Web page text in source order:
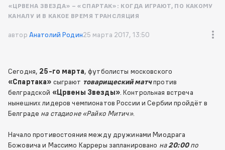
«ЦРВЕНА ЗВЕЗДА» – «СПАРТАК»: КОГДА ИГРАЮТ, ПО КАКОМУ
КАНАЛУ И В КАКОЕ ВРЕМЯ ТРАНСЛЯЦИЯ
автор Анатолий Родин25 марта 2017, 13:50
Сегодня, 25-го марта, футболисты московского
«Спартака» сыграют товарищеский матчпротив
белградской «Црвены Звезды». Контрольная встреча
нынешних лидеров чемпионатов России и Сербии пройдёт в
Белграде на стадионе «Райко Митич».
Начало противостояния между дружинами Миодрага
Божовича и Массимо Карреры запланировано на20:00по